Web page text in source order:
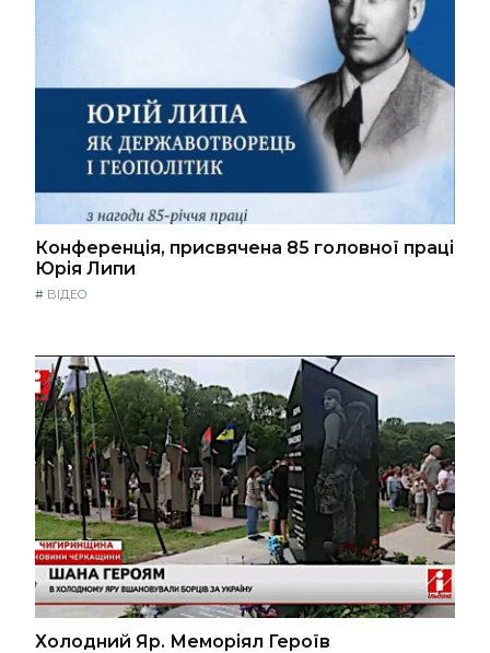
Конференція, присвячена 85 головної праці
Юрія Липи
# ВІДЕО
Холодний Яр. Меморіял Героїв